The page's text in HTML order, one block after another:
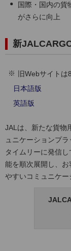
国際・国内の貨
がさらに向上
新
旧Webサイトは
日本語版
英語版
JALは、新たな貨物
ュニケーションプ
タイムリーに発信
能を順次展開し、
やすいコミュニケー